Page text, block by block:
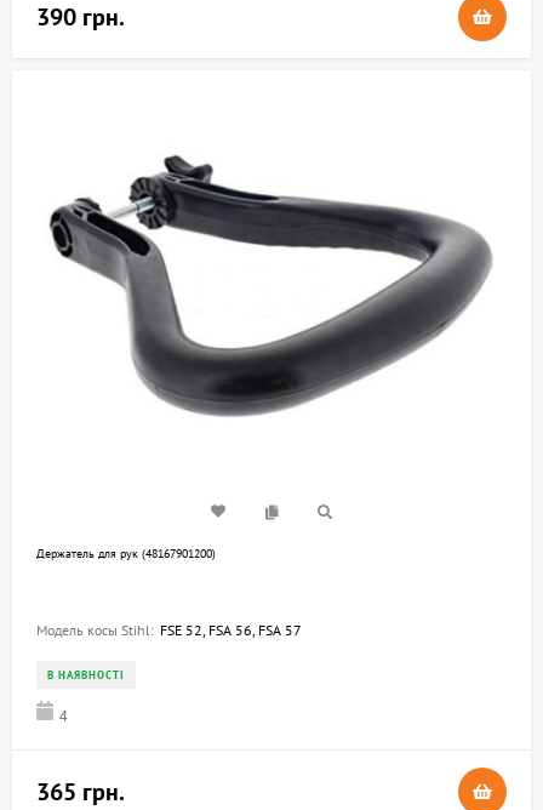
390 грн.
Держатель для рук (48167901200)
Модель косы Stihl: FSE 52, FSA 56, FSA 57
В НАЯВНОСТІ
4
365 грн.